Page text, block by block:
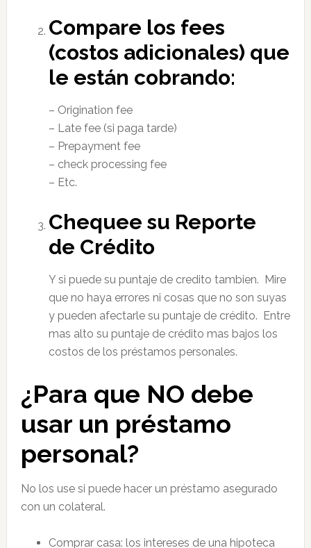
Compare los fees
(costos adicionales) que
le están cobrando:
– Origination fee
– Late fee (si paga tarde)
– Prepayment fee
– check processing fee
– Etc.
Chequee su Reporte
de Crédito
Y si puede su puntaje de credito tambien. Mire
que no haya errores ni cosas que no son suyas
y pueden afectarle su puntaje de crédito. Entre
mas alto su puntaje de crédito mas bajos los
costos de los préstamos personales.
¿Para que NO debe
usar un préstamo
personal?
No los use si puede hacer un préstamo asegurado
con un colateral.
Comprar casa: los intereses de una hipoteca